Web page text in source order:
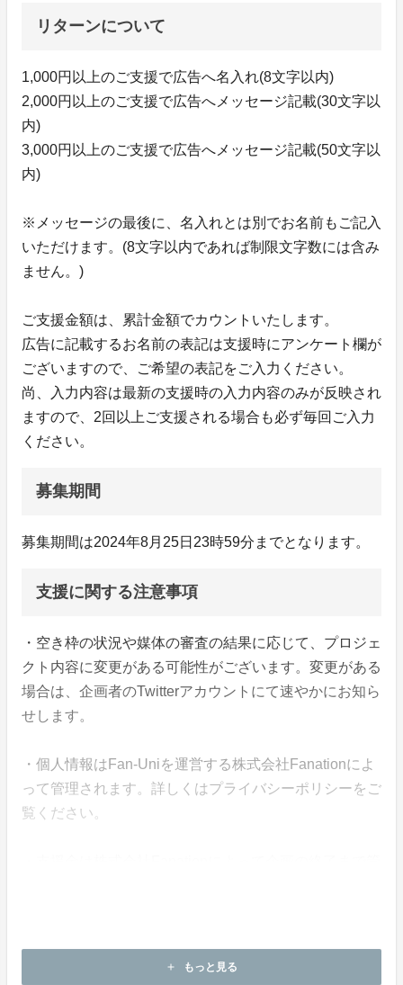
リターンについて
1,000円以上のご支援で広告へ名入れ(8文字以内)
2,000円以上のご支援で広告へメッセージ記載(30文字以
内)
3,000円以上のご支援で広告へメッセージ記載(50文字以
内)
※メッセージの最後に、名入れとは別でお名前もご記入
いただけます。(8文字以内であれば制限文字数には含み
ません。)
ご支援金額は、累計金額でカウントいたします。
広告に記載するお名前の表記は支援時にアンケート欄が
ございますので、ご希望の表記をご入力ください。
尚、入力内容は最新の支援時の入力内容のみが反映され
ますので、2回以上ご支援される場合も必ず毎回ご入力
ください。
募集期間
募集期間は2024年8月25日23時59分までとなります。
支援に関する注意事項
・空き枠の状況や媒体の審査の結果に応じて、プロジェ
クト内容に変更がある可能性がございます。変更がある
場合は、企画者のTwitterアカウントにて速やかにお知ら
せします。
・個人情報はFan-Uniを運営する株式会社Fanationによ
って管理されます。詳しくはプライバシーポリシーをご
覧ください。
所等へのお問い合わせはご遠慮願います。
add もっと見る